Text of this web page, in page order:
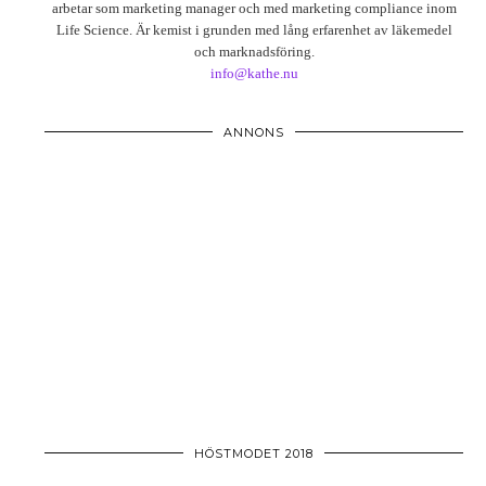
arbetar som marketing manager och med marketing compliance inom
Life Science. Är kemist i grunden med lång erfarenhet av läkemedel
och marknadsföring.
info@kathe.nu
ANNONS
HÖSTMODET 2018